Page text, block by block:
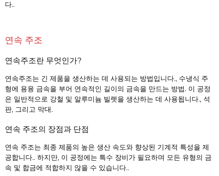
다..
연속 주조
연속주조란 무엇인가?
연속주조는 긴 제품을 생산하는 데 사용되는 방법입니다., 수냉식 주
형에 용융 금속을 부어 연속적인 길이의 금속을 만드는 방법. 이 공정
은 일반적으로 강철 및 알루미늄 빌렛을 생산하는 데 사용됩니다., 석
판, 그리고 막대.
연속 주조의 장점과 단점
연속 주조는 최종 제품의 높은 생산 속도와 향상된 기계적 특성을 제
공합니다.. 하지만, 이 공정에는 특수 장비가 필요하며 모든 유형의 금
속 및 합금에 적합하지 않을 수 있습니다..